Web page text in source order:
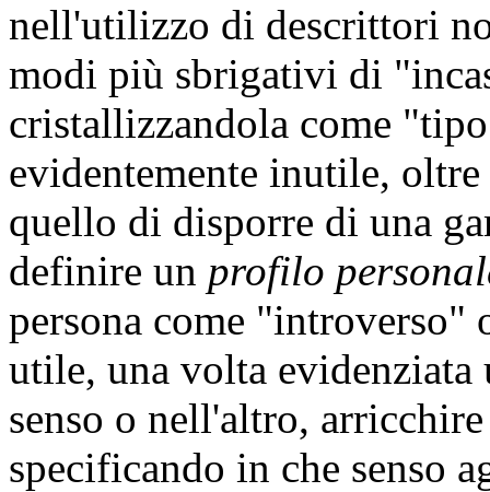
nell'utilizzo di descrittori
modi più sbrigativi di
cristallizzandola come
evidentemente inutile,
quello di disporre di una
definire un profilo
persona come "introverso"
utile, una volta evidenziata
senso o nell'altro,
specificando in che senso